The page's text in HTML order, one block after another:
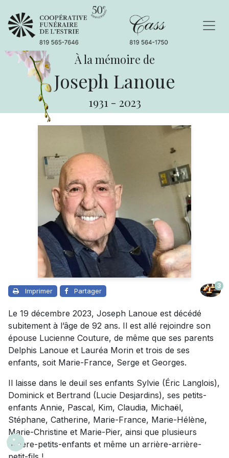
À la mémoire de
Joseph Lanoue
1931 - 2023
Imprimer Partager
3
Le 19 décembre 2023, Joseph Lanoue est décédé
subitement à l’âge de 92 ans. Il est allé rejoindre son
épouse Lucienne Couture, de même que ses parents
Delphis Lanoue et Lauréa Morin et trois de ses
enfants, soit Marie-France, Serge et Georges.
Il laisse dans le deuil ses enfants Sylvie (Éric Langlois),
Dominick et Bertrand (Lucie Desjardins), ses petits-
enfants Annie, Pascal, Kim, Claudia, Michaël,
Stéphane, Catherine, Marie-France, Marie-Hélène,
Marie-Christine et Marie-Pier, ainsi que plusieurs
arrière-petits-enfants et même un arrière-arrière-